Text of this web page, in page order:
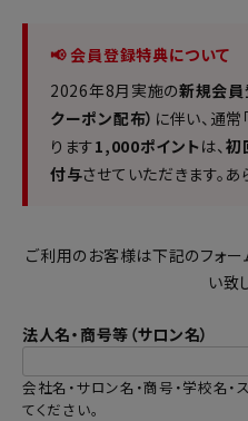
📢 会員登録特典について
2026年8月実施の新規会員
クーポン配布） に伴い、通
ります1,000ポイントは、 初
付与させていただきます。
ご利用のお客様は下記のフォ
い致
法人名・商号等（サロン名）
会社名・サロン名・商号・学校名
てください。